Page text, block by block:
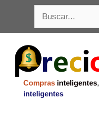
contenido
Compras inteligentes,
inteligentes